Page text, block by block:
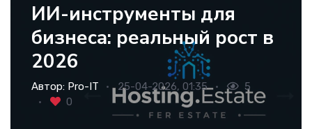
ИИ-инструменты для
бизнеса: реальный рост в
2026
Автор: Pro-IT 25-04-2026, 01:35
5
0